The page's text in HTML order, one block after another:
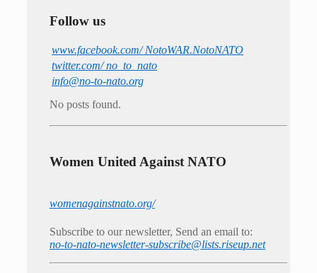
Follow us
www.facebook.com/ NotoWAR.NotoNATO
twitter.com/ no_to_nato
info@no-to-nato.org
No posts found.
Women United Against NATO
womenagainstnato.org/
Subscribe to our newsletter, Send an email to:
no-to-nato-newsletter-subscribe@lists.riseup.net